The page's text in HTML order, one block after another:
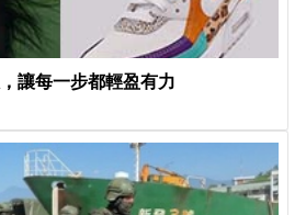
讓每一步都輕盈有力